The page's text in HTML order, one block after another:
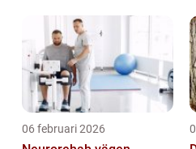
06 februari 2026